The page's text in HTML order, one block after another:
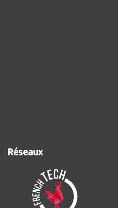
Réseaux